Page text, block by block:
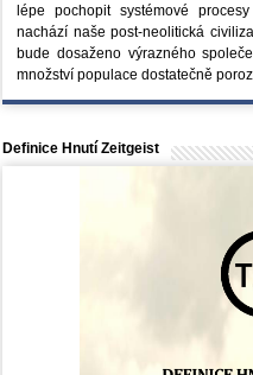
lépe pochopit systémové
nachází naše post-neolitická
bude dosaženo výrazného
množství populace dostatečně
Definice Hnutí Zeitgeist